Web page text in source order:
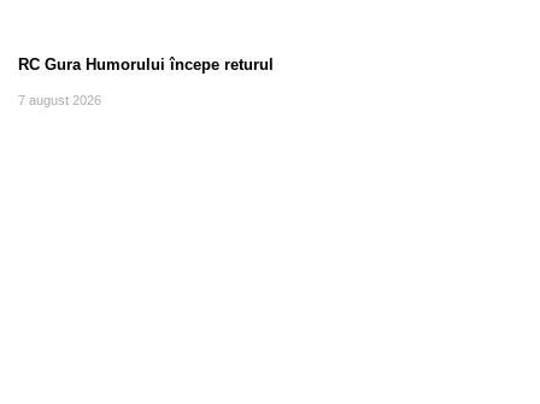
RC Gura Humorului începe returul
7 august 2026